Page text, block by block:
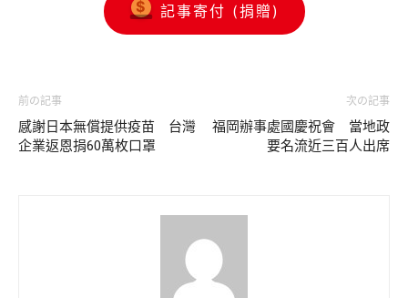
記事寄付 (捐贈)
前の記事
感謝日本無償提供疫苗 台灣
企業返恩捐60萬枚口罩
次の記事
福岡辦事處國慶祝會 當地政
要名流近三百人出席